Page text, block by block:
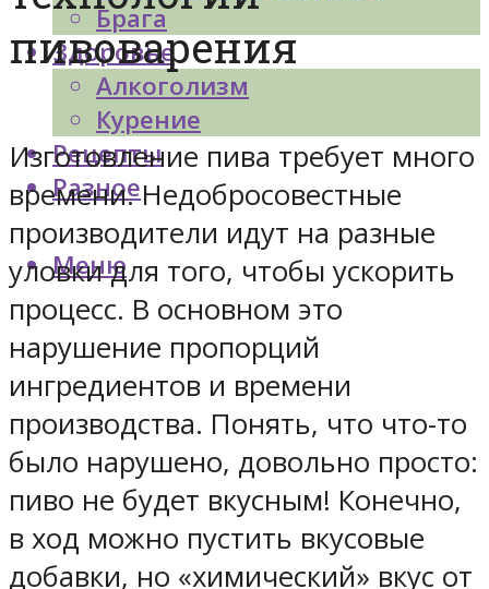
Брага
Здоровье
Алкоголизм
Курение
Рецепты
Разное
Меню
пивоварения
Изготовление пива требует много
времени. Недобросовестные
производители идут на разные
уловки для того, чтобы ускорить
процесс. В основном это
нарушение пропорций
ингредиентов и времени
производства. Понять, что что-то
было нарушено, довольно просто:
пиво не будет вкусным! Конечно,
в ход можно пустить вкусовые
добавки, но «химический» вкус от